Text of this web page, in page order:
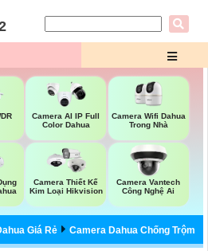
Camera AI IP Full
Color Dahua
Camera Wifi Dahua
Trong Nhà
Camera Thiết Kế
Kim Loại Hikvision
Camera Vantech
Công Nghệ Ai
Giá Rẻ Camera Dahua Chống Trộm